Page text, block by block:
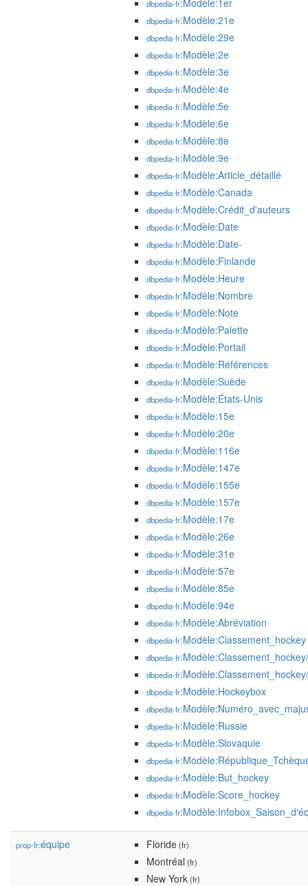
dbpedia-fr:Modèle:1er
dbpedia-fr:Modèle:21e
dbpedia-fr:Modèle:29e
dbpedia-fr:Modèle:2e
dbpedia-fr:Modèle:3e
dbpedia-fr:Modèle:4e
dbpedia-fr:Modèle:5e
dbpedia-fr:Modèle:6e
dbpedia-fr:Modèle:8e
dbpedia-fr:Modèle:9e
dbpedia-fr:Modèle:Article_détaillé
dbpedia-fr:Modèle:Canada
dbpedia-fr:Modèle:Crédit_d'auteurs
dbpedia-fr:Modèle:Date
dbpedia-fr:Modèle:Date-
dbpedia-fr:Modèle:Finlande
dbpedia-fr:Modèle:Heure
dbpedia-fr:Modèle:Nombre
dbpedia-fr:Modèle:Note
dbpedia-fr:Modèle:Palette
dbpedia-fr:Modèle:Portail
dbpedia-fr:Modèle:Références
dbpedia-fr:Modèle:Suède
dbpedia-fr:Modèle:États-Unis
dbpedia-fr:Modèle:15e
dbpedia-fr:Modèle:20e
dbpedia-fr:Modèle:116e
dbpedia-fr:Modèle:147e
dbpedia-fr:Modèle:155e
dbpedia-fr:Modèle:157e
dbpedia-fr:Modèle:17e
dbpedia-fr:Modèle:26e
dbpedia-fr:Modèle:31e
dbpedia-fr:Modèle:57e
dbpedia-fr:Modèle:85e
dbpedia-fr:Modèle:94e
dbpedia-fr:Modèle:Abréviation
dbpedia-fr:Modèle:Classement_hockey
dbpedia-fr
dbpedia-fr
dbpedia-fr:Modèle:Hockeybox
dbpedia-fr
dbpedia-fr:Modèle:Russie
dbpedia-fr:Modèle:Slovaquie
dbpedia-fr
dbpedia-fr:Modèle:But_hockey
dbpedia-fr:Modèle:Score_hockey
dbpedia-fr
prop-fr:équipe Floride(fr)
Montréal (fr)
New York(fr)